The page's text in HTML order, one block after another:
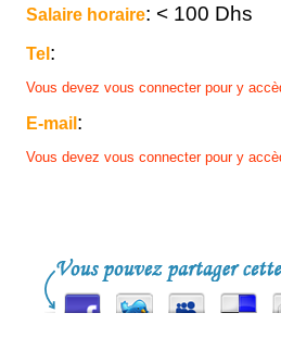
Salaire horaire: < 100 Dhs
Tel:
Vous devez vous connecter pour y
E-mail:
Vous devez vous connecter pour y